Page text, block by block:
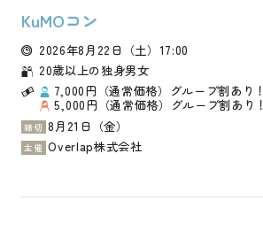
成婚者の声
イベント・セミナー
婚活支援事業
KuMOコン
2026年8月22日 （土） 17:00
20歳以上の独身男女
7,000円（通常価格）グループ割あり！
5,000円（通常価格）グループ割あり！
締切 8月21日（金）
主催 Overlap株式会社